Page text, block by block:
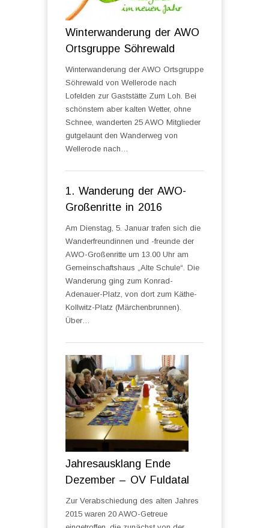
Winterwanderung der AWO
Ortsgruppe Söhrewald
Winterwanderung der AWO Ortsgruppe
Söhrewald von Wellerode nach
Lofelden zur Gaststätte Zum Loh. Bei
schönstem aber kalten Wetter, ohne
Schnee, wanderten 25 AWO Mitglieder
gutgelaunt den Wanderweg von
Wellerode nach…
1. Wanderung der AWO-
Großenritte in 2016
Am Dienstag, 5. Januar trafen sich die
Wanderfreundinnen und -freunde der
AWO-Großenritte um 13.00 Uhr am
Gemeinschaftshaus „Alte Schule“. Die
Wanderung ging zum Konrad-
Adenauer-Platz, von dort zum Käthe-
Kollwitz-Platz (Märchenbrunnen).
Über…
Jahresausklang Ende
Dezember – OV Fuldatal
Zur Verabschiedung des alten Jahres
2015 waren 20 AWO-Getreue